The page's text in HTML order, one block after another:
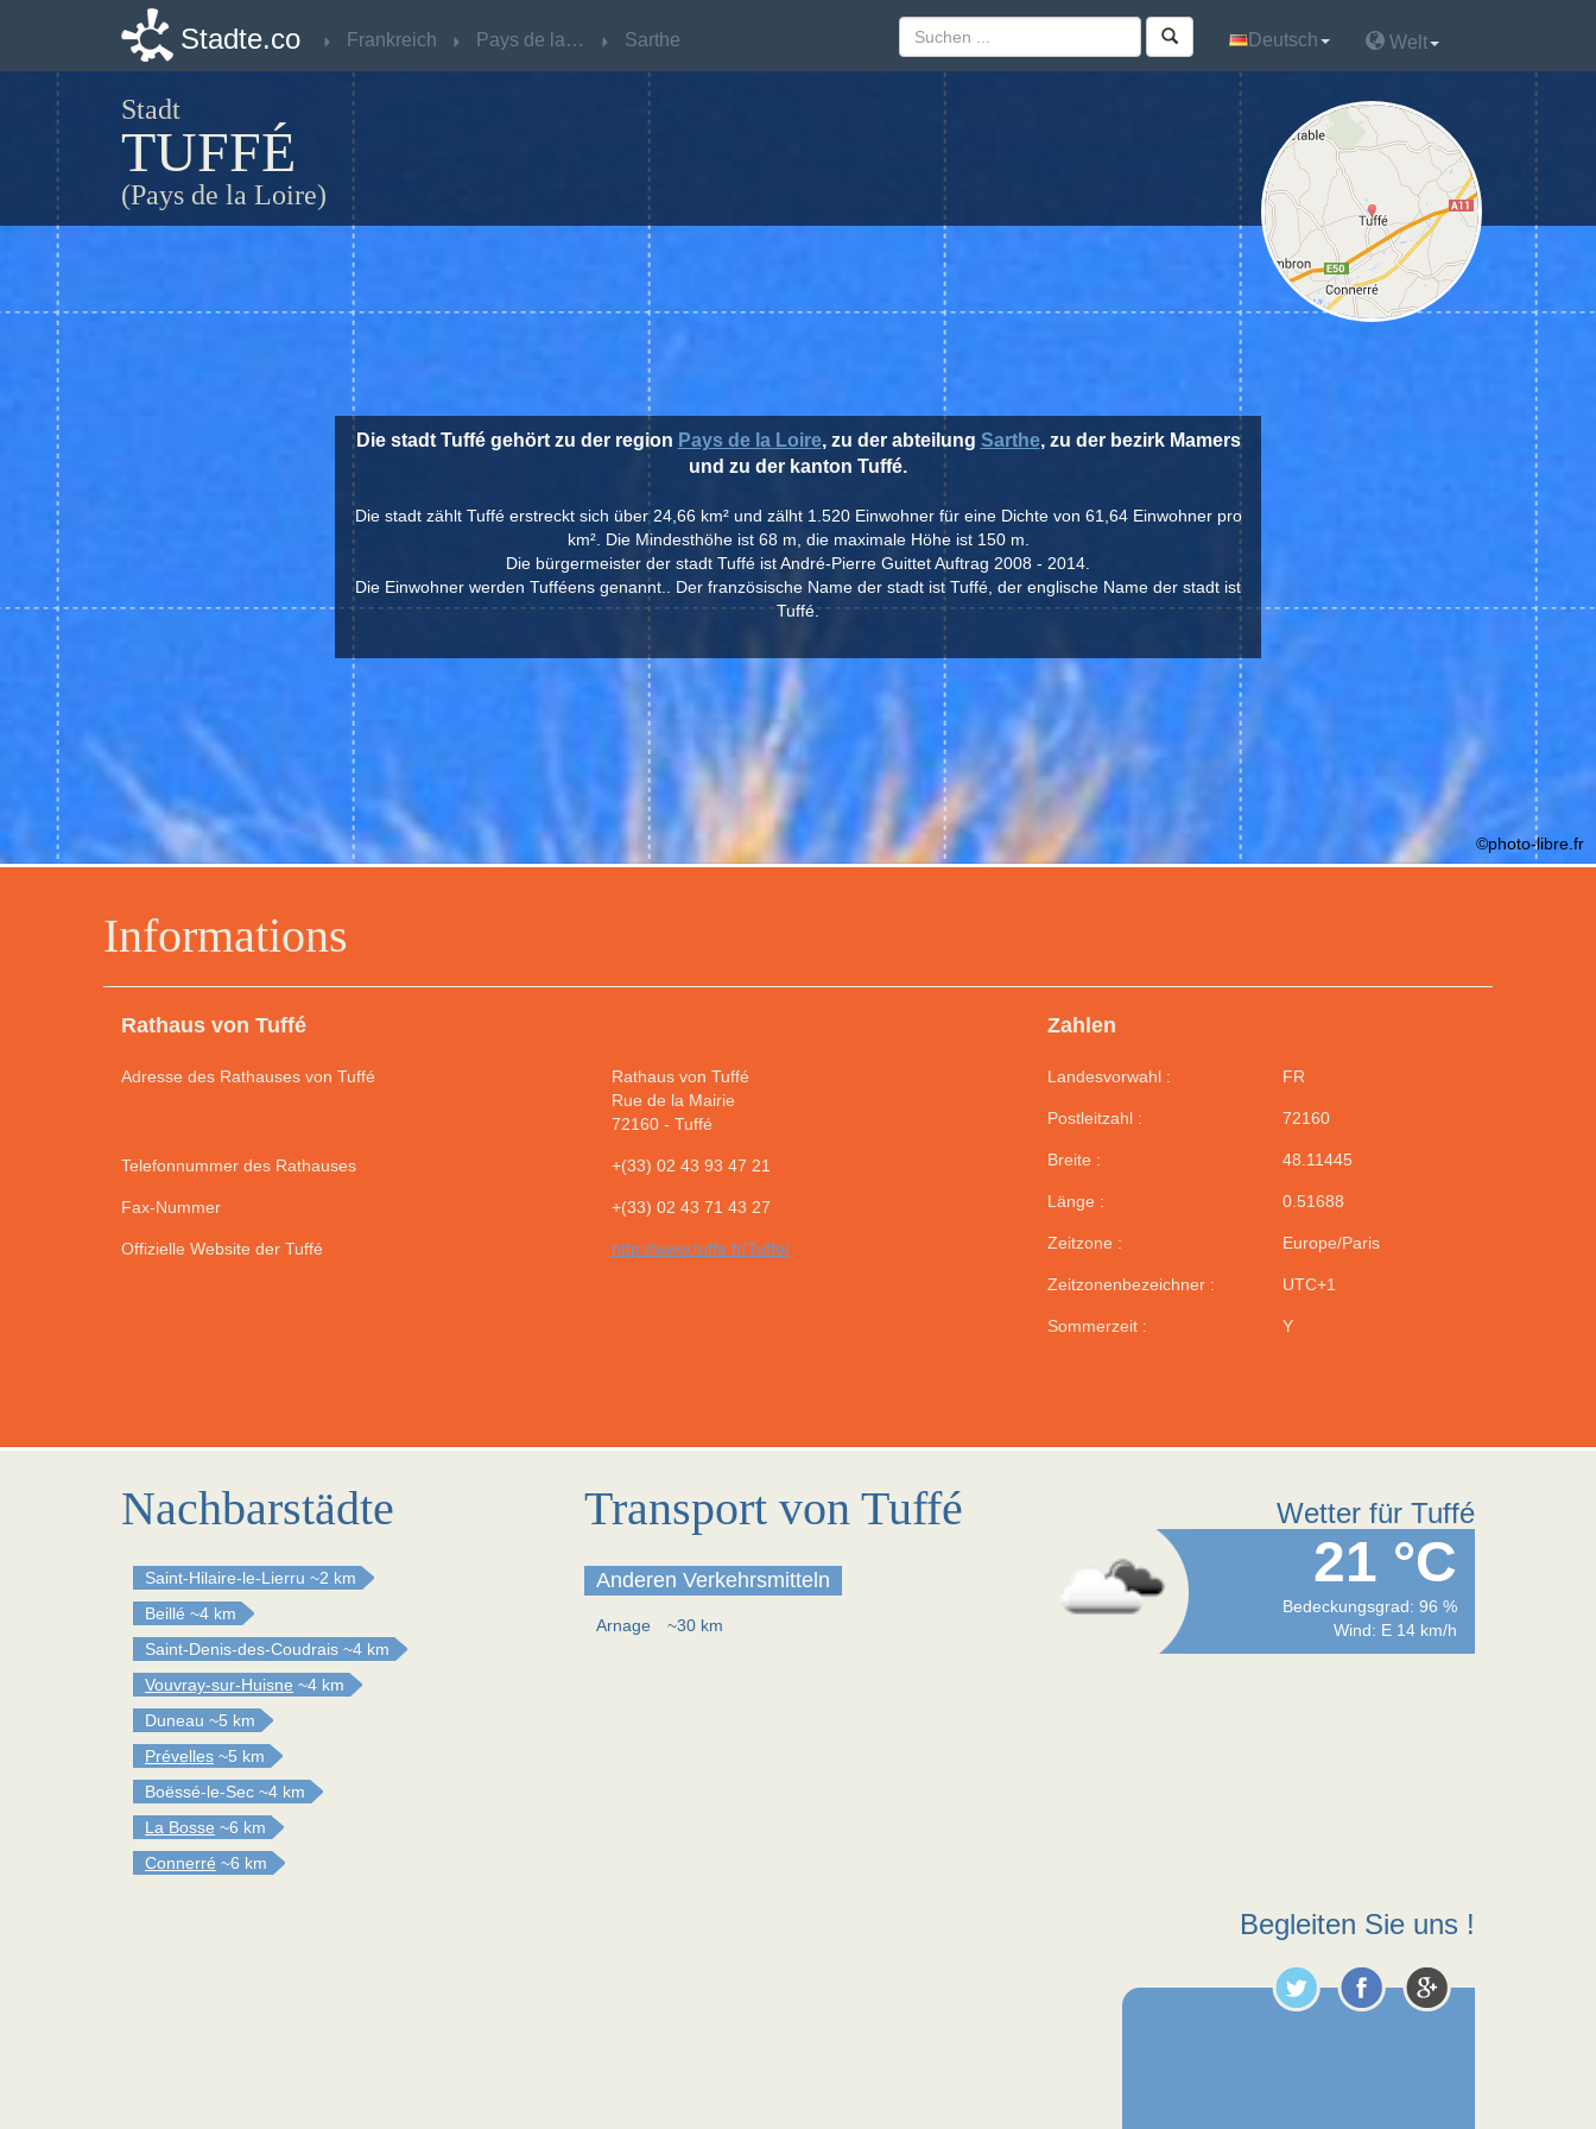
Stadte.co Frankreich Pays de la Loire Sarthe Deutsch Welt
Stadt
TUFFÉ
(Pays de la Loire)
Informations
Rathaus von Tuffé
Adresse des Rathauses von Tuffé
Rathaus von Tuffé
Rue de la Mairie
72160- Tuffé
Telefonnummer des Rathauses +(33) 02 43 93 47 21
Fax-Nummer +(33) 02 43 71 43 27
Offizielle Website der Tuffé http://www.tuffe.fr/Tuffe/
Zahlen
Landesvorwahl : FR
Postleitzahl : 72160
Breite : 48.11445
Länge : 0.51688
Zeitzone : Europe/Paris
Zeitzonenbezeichner : UTC+1
Sommerzeit : Y
Die stadt Tuffé gehört zu der region Pays de la Loire, zu der abteilung Sarthe, zu der bezirk Mamers
und zu der kanton Tuffé.
Die stadt zählt Tuffé erstreckt sich über 24,66 km² und zälht 1.520 Einwohner für eine Dichte von 61,64 Einwohner pro
km². Die Mindesthöhe ist 68 m, die maximale Höhe ist 150 m.
Die bürgermeister der stadt Tuffé ist André-Pierre Guittet Auftrag 2008 - 2014.
Die Einwohner werden Tufféens genannt.. Der französische Name der stadt ist Tuffé, der englische Name der stadt ist
Tuffé.
©photo-libre.fr
Nachbarstädte
Saint-Hilaire-le-Lierru ~2 km
Beillé ~4 km
Saint-Denis-des-Coudrais ~4 km
Vouvray-sur-Huisne ~4 km
Duneau ~5 km
Prévelles ~5 km
Boëssé-le-Sec ~4 km
La Bosse ~6 km
Connerré ~6 km
Transport von Tuffé
Anderen Verkehrsmitteln
Arnage ~30 km
Wetter für Tuffé
21 °C
Bedeckungsgrad: 96 %
Wind: E 14 km/h
Begleiten Sie uns !
Stadte.co Frankreich Pays de la Loire Sarthe Deutsch Welt